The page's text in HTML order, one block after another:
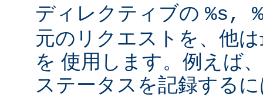
ディレクティブの %s,
元のリクエストを、他
を 使用します。例えば
ステータスを記録する